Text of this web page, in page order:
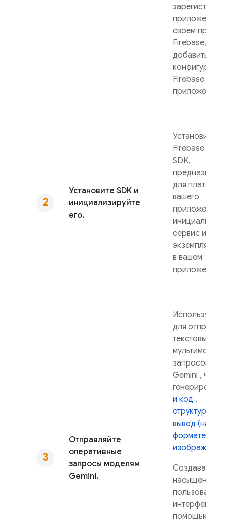
приложение в
своем
Firebase, а
добавить
Firebase в
приложение.
Установите SDK и
инициализируйте
его.
Установите
Firebase AI
SDK,
для
вашего
приложения,
сервис и
экземпляр
в вашем
приложении.
Отправляйте
оперативные
запросы моделям
Gemini.
Используйте
для отправки
текстовых или
запросов
Gemini , чтобы
и код ,
вывод
формате
изображения
Создавайте
насыщенные
интерфейсы с
помощью